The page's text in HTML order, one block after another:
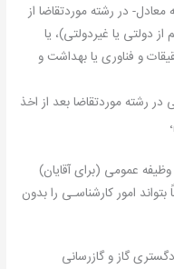
معادل- در رشته موردتقاضا از
دولتی یا غیردولتی)، یا
و فناوری یا بهداشت و
تجربی در رشته موردتقاضا بعد از اخذ
عمومی (برای آقایان)
امور کارشناسـی را بدون
گاز و گازرسانی